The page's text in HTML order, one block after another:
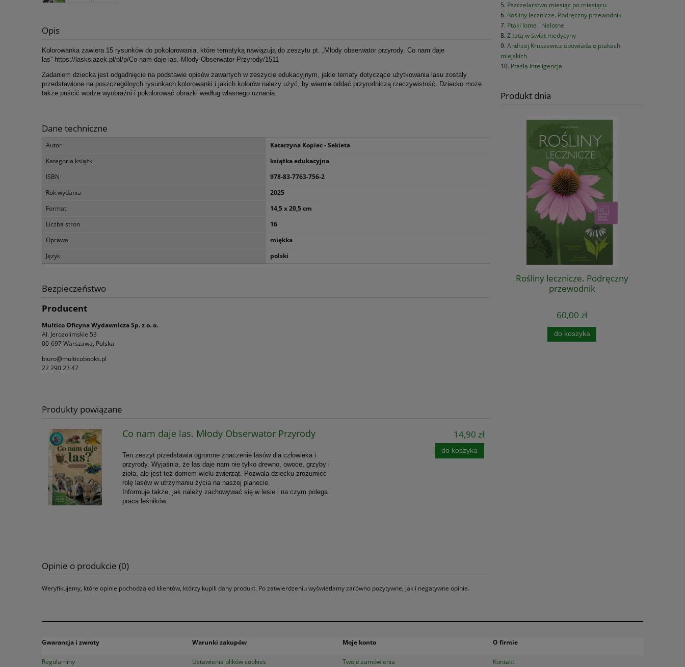
Opis
Kolorowanka zawiera 15 rysunków do pokolorowania, które tematyką nawiązują do zeszytu pt. „Młody obserwator przyrody. Co nam daje
las” https://lasksiazek.pl/pl/p/Co-nam-daje-las.-Mlody-Obserwator-Przyrody/1511
Zadaniem dziecka jest odgadnięcie na podstawie opisów zawartych w zeszycie edukacyjnym, jakie tematy dotyczące użytkowania lasu zostały
przedstawione na poszczególnych rysunkach kolorowanki i jakich kolorów należy użyć, by wiernie oddać przyrodniczą rzeczywistość. Dziecko może
także puścić wodze wyobraźni i pokolorować obrazki według własnego uznania.
Dane techniczne
Autor
Katarzyna Kopiec - Sekieta
Kategoria książki
książka edukacyjna
ISBN
978-83-7763-756-2
Rok wydania
2025
Format
14,5 x 20,5 cm
Liczba stron
16
Oprawa
miękka
Język
polski
Bezpieczeństwo
Producent
Multico Oficyna Wydawnicza Sp. z o. o.
Al. Jerozolimskie 53
00-697 Warszawa, Polska
biuro@multicobooks.pl
22 290 23 47
Produkty powiązane
Co nam daje las. Młody Obserwator Przyrody
Ten zeszyt przedstawia ogromne znaczenie lasów dla człowieka i
przyrody. Wyjaśnia, że las daje nam nie tylko drewno, owoce, grzyby i
zioła, ale jest też domem wielu zwierząt. Pozwala dziecku zrozumieć
rolę lasów w utrzymaniu życia na naszej planecie.
Informuje także, jak należy zachowywać się w lesie i na czym polega
praca leśników.
14,90 zł
do koszyka
Opinie o produkcie (0)
Weryfikujemy, które opinie pochodzą od klientów, którzy kupili dany produkt. Po zatwierdzeniu wyświetlamy zarówno pozytywne, jak i negatywne opinie.
Pszczelarstwo miesiąc po miesiącu
Rośliny lecznicze. Podręczny przewodnik
Ptaki lotne i nielotne
Z tatą w świat medycyny
Andrzej Kruszewicz opowiada o ptakach
miejskich
Ptasia inteligencja
Produkt dnia
Rośliny lecznicze. Podręczny
przewodnik
60,00 zł
do koszyka
Gwarancja i zwroty
Regulaminy
Warunki zakupów
Ustawienia plików cookies
Moje konto
Twoje zamówienia
O firmie
Kontakt